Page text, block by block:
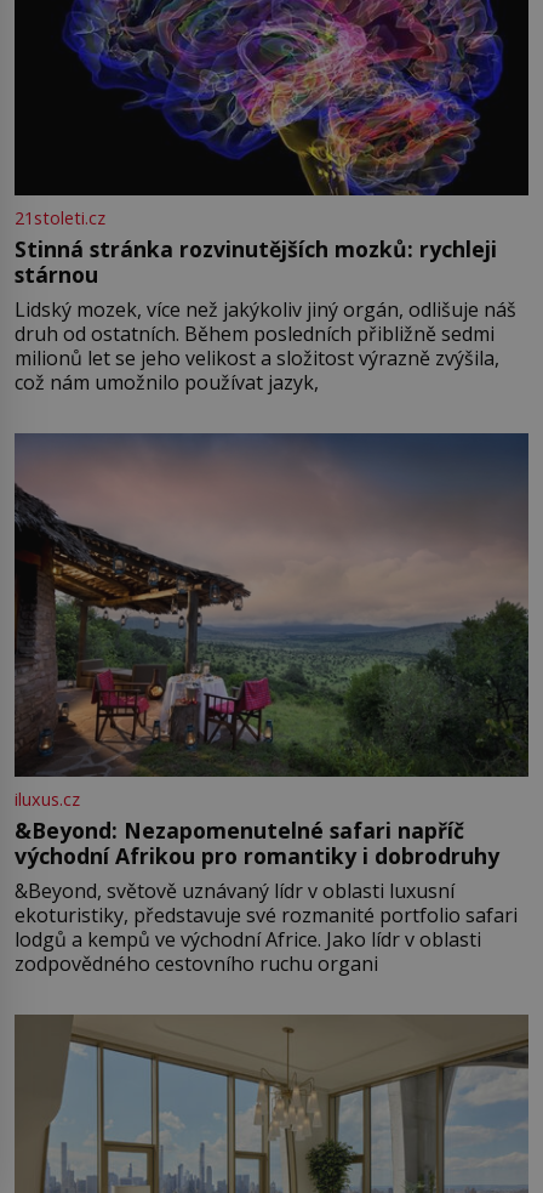
21stoleti.cz
Stinná stránka rozvinutějších mozků: rychleji
stárnou
Lidský mozek, více než jakýkoliv jiný orgán, odlišuje náš
druh od ostatních. Během posledních přibližně sedmi
milionů let se jeho velikost a složitost výrazně zvýšila,
což nám umožnilo používat jazyk,
iluxus.cz
&Beyond: Nezapomenutelné safari napříč
východní Afrikou pro romantiky i dobrodruhy
&Beyond, světově uznávaný lídr v oblasti luxusní
ekoturistiky, představuje své rozmanité portfolio safari
lodgů a kempů ve východní Africe. Jako lídr v oblasti
zodpovědného cestovního ruchu organi